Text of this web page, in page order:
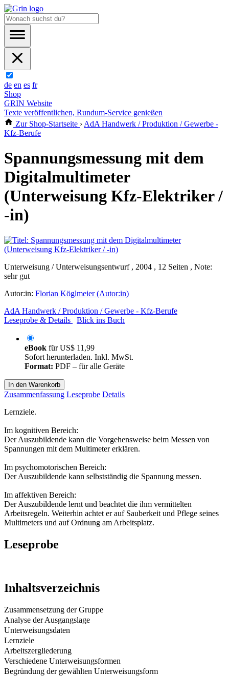
de en es fr
Shop
GRIN Website
Texte veröffentlichen, Rundum-Service genießen
Zur Shop-Startseite › AdA Handwerk / Produktion / Gewerbe -
Kfz-Berufe
Spannungsmessung mit dem
Digitalmultimeter
(Unterweisung Kfz-Elektriker /
-in)
Unterweisung / Unterweisungsentwurf , 2004 , 12 Seiten , Note:
sehr gut
Autor:in: Florian Köglmeier (Autor:in)
AdA Handwerk / Produktion / Gewerbe - Kfz-Berufe
Leseprobe & Details
Blick ins Buch
eBook fürUS$ 11,99
Sofort herunterladen. Inkl. MwSt.
Format: PDF – für alle Geräte
In den Warenkorb
Zusammenfassung Leseprobe Details
Lernziele.
Im kognitiven Bereich:
Der Auszubildende kann die Vorgehensweise beim Messen von
Spannungen mit dem Multimeter erklären.
Im psychomotorischen Bereich:
Der Auszubildende kann selbstständig die Spannung messen.
Im affektiven Bereich:
Der Auszubildende lernt und beachtet die ihm vermittelten
Arbeitsregeln. Weiterhin achtet er auf Sauberkeit und Pflege seines
Multimeters und auf Ordnung am Arbeitsplatz.
Leseprobe
Inhaltsverzeichnis
Zusammensetzung der Gruppe
Analyse der Ausgangslage
Unterweisungsdaten
Lernziele
Arbeitszergliederung
Verschiedene Unterweisungsformen
Begründung der gewählten Unterweisungsform